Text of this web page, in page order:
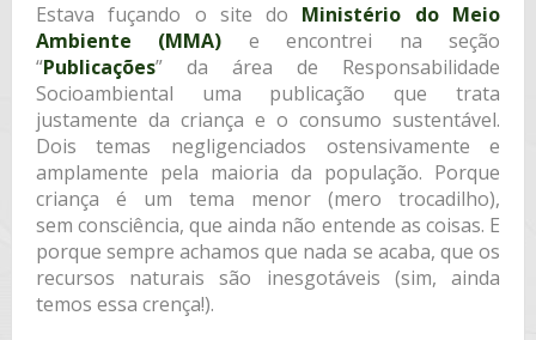
Estava fuçando o site do Ministério do Meio
Ambiente (MMA)
e encontrei na seção
“Publicações” da área de Responsabilidade
Socioambiental uma publicação que trata
justamente da criança e o consumo sustentável.
Dois temas negligenciados ostensivamente e
amplamente pela maioria da população. Porque
criança é um tema menor (mero trocadilho),
sem consciência, que ainda não entende as coisas. E
porque sempre achamos que nada se acaba, que os
recursos naturais são inesgotáveis (sim, ainda
temos essa crença!).